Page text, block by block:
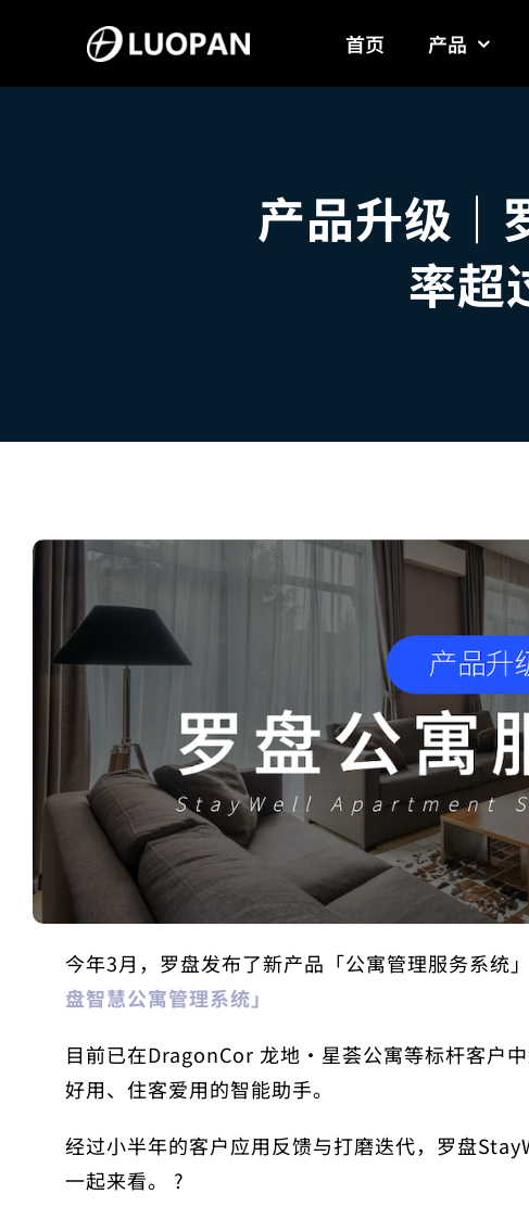
content
首页 产品
产品升级｜
率超
今年3月，罗盘发布了新产品「公寓管理服务系统」
盘智慧公寓管理系统」
目前已在DragonCor 龙地·星荟公寓等标杆客户
好用、住客爱用的智能助手。
经过小半年的客户应用反馈与打磨迭代，罗盘
一起来看。 ?